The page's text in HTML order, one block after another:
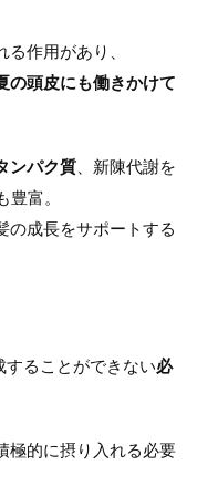
作用があり、
の頭皮にも働きかけて
ンパク質 、新陳代謝を
豊富。
の成長をサポートする
することができない必
極的に摂り入れる必要